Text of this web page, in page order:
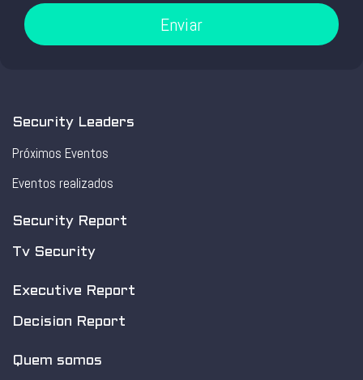
Enviar
Security Leaders
Próximos Eventos
Eventos realizados
Security Report
Tv Security
Executive Report
Decision Report
Quem somos